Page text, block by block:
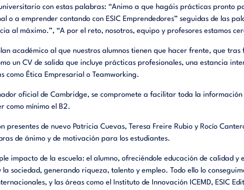
con estas palabras: “Animo a que hagáis prácticas pronto
o a emprender contando con ESIC Emprendedores” seguidas de las
al máximo.”, “A por el reto, nosotros, equipo y profesores estamos
académico al que nuestros alumnos tienen que hacer frente, que
un CV de salida que incluye prácticas profesionales, una estancia
como Ética Empresarial o Teamworking.
oficial de Cambridge, se compromete a facilitar toda la
como mínimo el B2.
presentes de nuevo Patricia Cuevas, Teresa Freire Rubio y Rocío
de ánimo y de motivación para los estudiantes.
impacto de la escuela: el alumno, ofreciéndole educación de calidad y
sociedad, generando riqueza, talento y empleo. Todo ello lo
y las áreas como el Instituto de Innovación ICEMD, ESIC